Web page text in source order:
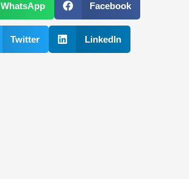
WhatsApp Facebook
Twitter LinkedIn